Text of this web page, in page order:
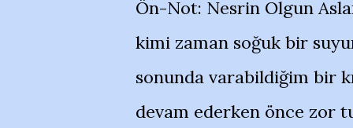
''Açık ve net olarak
yanısıra, bu takımlara ait
Bursa Büyükşehir
merkezlerini de
Ön-Not: Nesrin Olgun
kimi zaman soğuk bir
sonunda varabildiğim bir
devam ederken önce zor